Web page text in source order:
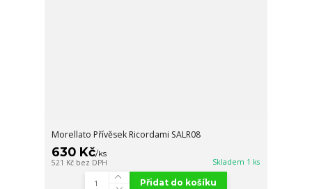
Morellato Přívěsek Ricordami SALR08
630 Kč/ks
521 Kč bez DPH Skladem 1 ks
Přidat do košíku